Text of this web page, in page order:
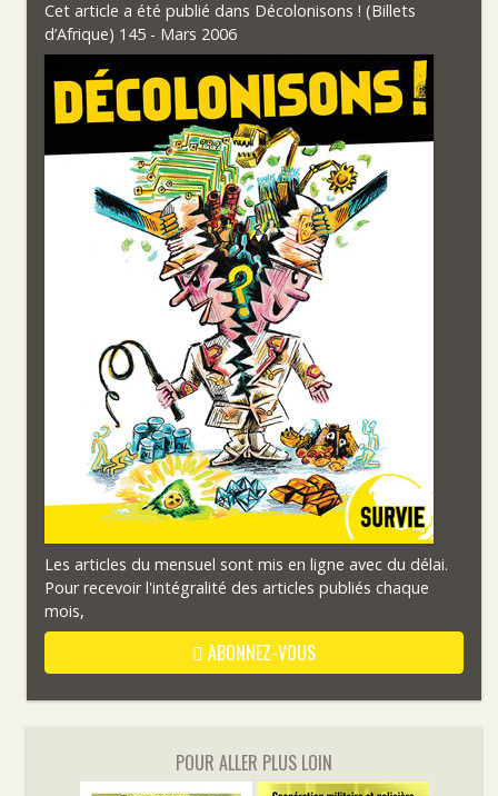
Cet article a été publié dans Décolonisons ! (Billets
d’Afrique) 145 - Mars 2006
Les articles du mensuel sont mis en ligne avec du délai.
Pour recevoir l'intégralité des articles publiés chaque
mois,
ABONNEZ-VOUS
POUR ALLER PLUS LOIN